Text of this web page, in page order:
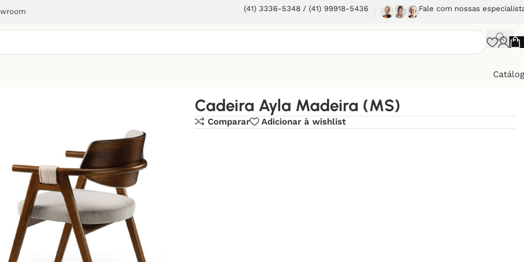
(41) 3336-5348 / (41) 99918-5436 Fale com nossas
Cadeira Ayla Madeira (MS)
Comparar Adicionar à wishlist